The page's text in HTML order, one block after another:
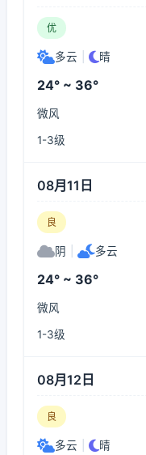
优
多云 晴
24° ~ 36°
微风
1-3级
08月11日
良
阴 多云
24° ~ 36°
微风
1-3级
08月12日
良
多云 晴